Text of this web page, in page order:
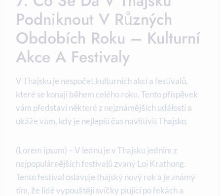
Podniknout V Různých
Obdobích Roku – Kulturní
Akce A Festivaly
V Thajsku je nespočet kulturních akcí a festivalů,
které se konají během celého roku. Tento příspěvek
vám představí některé z nejznámějších událostí a
ukáže vám, kdy je nejlepší čas navštívit Thajsko.
(Lorem ipsum) – V lednu je v Thajsku jedním z
nejpopulárnějších festivalů zvaný Loi Krathong.
Tento festival oslavuje thajský nový rok a je známý
tím, že lidé vypouštějí svíčky plující po řekách a